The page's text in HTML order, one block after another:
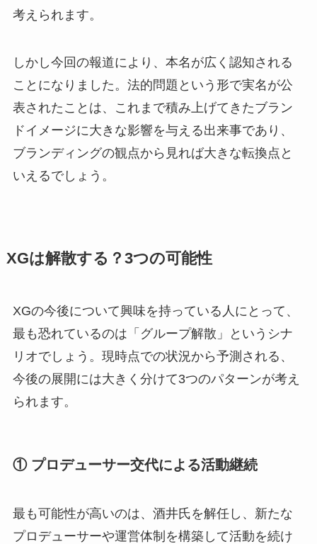
考えられます。
しかし今回の報道により、本名が広く認知される
ことになりました。法的問題という形で実名が公
表されたことは、これまで積み上げてきたブラン
ドイメージに大きな影響を与える出来事であり、
ブランディングの観点から見れば大きな転換点と
いえるでしょう。
XGは解散する？3つの可能性
XGの今後について興味を持っている人にとって、
最も恐れているのは「グループ解散」というシナ
リオでしょう。現時点での状況から予測される、
今後の展開には大きく分けて3つのパターンが考え
られます。
① プロデューサー交代による活動継続
最も可能性が高いのは、酒井氏を解任し、新たな
プロデューサーや運営体制を構築して活動を続け